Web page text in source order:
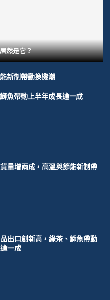
然是它？
新制帶動換機潮
魚帶動上半年成長逾一成
量增兩成，高溫與節能新制帶
出口創新高，綠茶、鰤魚帶動
一成